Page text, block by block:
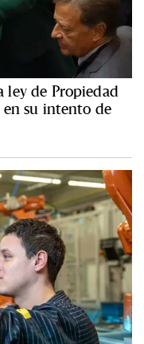
ley de Propiedad
en su intento de